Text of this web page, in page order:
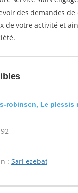
des demandes de
de votre activité et
robinson, Le plessis
: Sarl ezebat